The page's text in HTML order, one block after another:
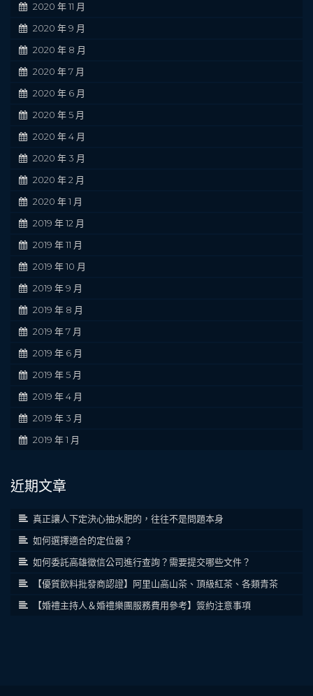
2020 年 11 月
2020 年 9 月
2020 年 8 月
2020 年 7 月
2020 年 6 月
2020 年 5 月
2020 年 4 月
2020 年 3 月
2020 年 2 月
2020 年 1 月
2019 年 12 月
2019 年 11 月
2019 年 10 月
2019 年 9 月
2019 年 8 月
2019 年 7 月
2019 年 6 月
2019 年 5 月
2019 年 4 月
2019 年 3 月
2019 年 1 月
近期文章
真正讓人下定決心抽水肥的，往往不是問題本身
如何選擇適合的定位器？
如何委託高雄徵信公司進行查詢？需要提交哪些文件？
【優質飲料批發商認證】阿里山高山茶、頂級紅茶、各類青茶
【婚禮主持人＆婚禮樂團服務費用參考】簽約注意事項